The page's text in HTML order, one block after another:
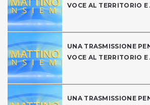
VOCE AL TERRITORIO E
UNA TRASMISSIONE
VOCE AL TERRITORIO E
UNA TRASMISSIONE